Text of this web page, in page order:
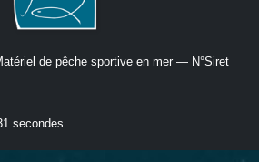
de pêche sportive en mer — N°Siret
secondes